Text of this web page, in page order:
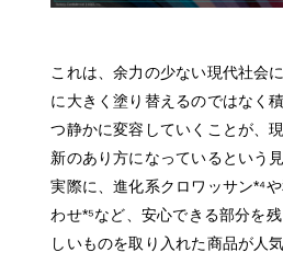
これは、余力の少ない現代社会
に大きく塗り替えるのではなく
つ静かに変容していくことが、
新のあり方になっているという見
実際に、進化系クロワッサン*⁴
わせ*⁵など、安心できる部分を
しいものを取り入れた商品が人